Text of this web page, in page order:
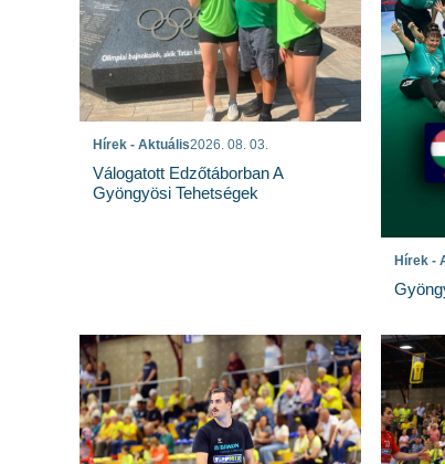
Hírek - Aktuális2026. 08. 03.
Válogatott Edzőtáborban A
Gyöngyösi Tehetségek
Hírek -